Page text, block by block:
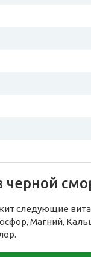
черной
следующие
Магний,